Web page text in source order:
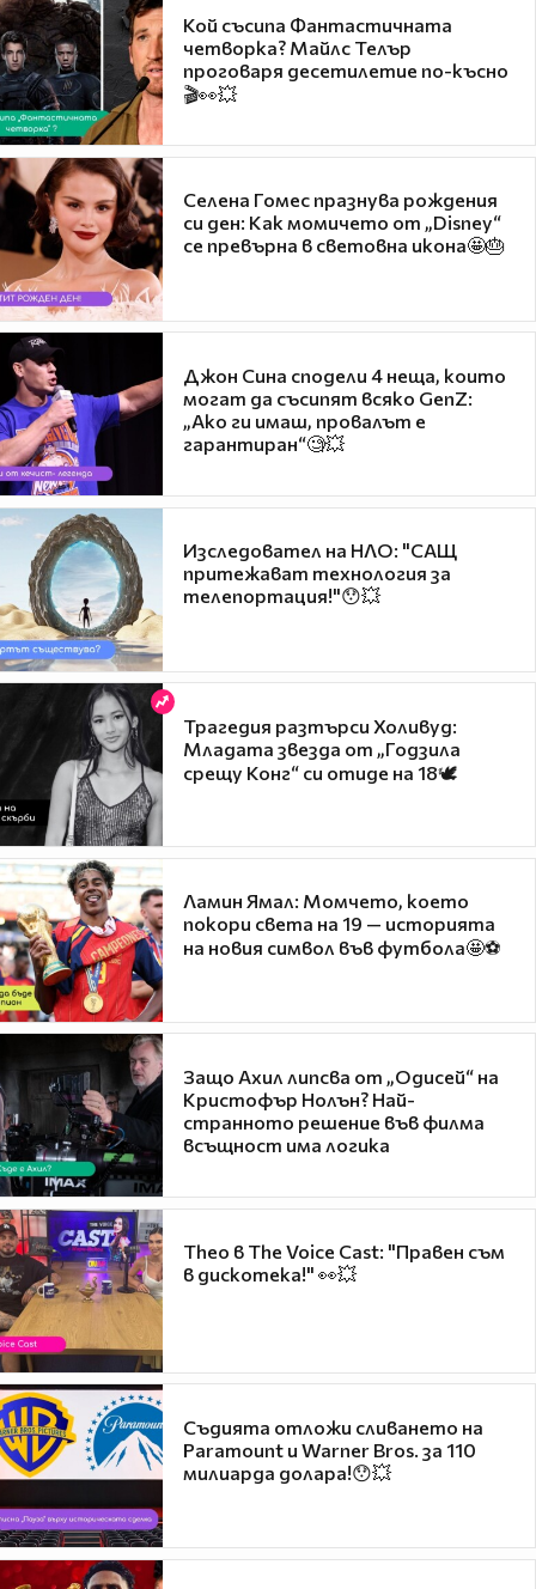
Кой съсипа Фантастичната
четворка? Майлс Телър
проговаря десетилетие по-късно
🎬👀💥
Селена Гомес празнува рождения
си ден: Как момичето от „Disney“
се превърна в световна икона🤩🎂
Джон Сина сподели 4 неща, които
могат да съсипят всяко GenZ:
„Ако ги имаш, провалът е
гарантиран“🧐💥
Изследовател на НЛО: "САЩ
притежават технология за
телепортация!"😯💥
Трагедия разтърси Холивуд:
Младата звезда от „Годзила
срещу Конг“ си отиде на 18🕊️
Ламин Ямал: Момчето, което
покори света на 19 — историята
на новия символ във футбола🤩⚽
Защо Ахил липсва от „Одисей“ на
Кристофър Нолън? Най-
странното решение във филма
всъщност има логика
Theo в The Voice Cast: "Правен съм
в дискотека!" 👀💥
Съдията отложи сливането на
Paramount и Warner Bros. за 110
милиарда долара!😯💥